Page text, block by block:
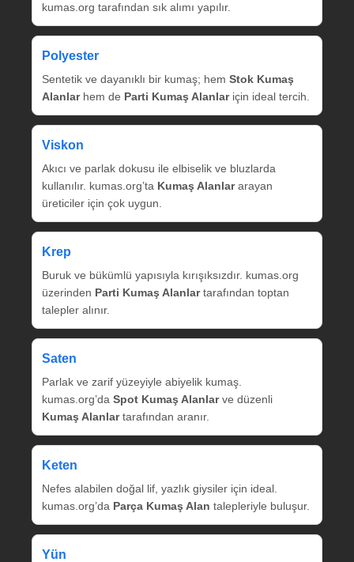
kumas.org tarafından sık alımı yapılır.
Polyester
Sentetik ve dayanıklı bir kumaş; hem Stok Kumaş
Alanlarhem de Parti Kumaş Alanlariçin ideal tercih.
Viskon
Akıcı ve parlak dokusu ile elbiselik ve bluzlarda
kullanılır. kumas.org’ta Kumaş Alanlararayan
üreticiler için çok uygun.
Krep
Buruk ve bükümlü yapısıyla kırışıksızdır. kumas.org
üzerinden Parti Kumaş Alanlartarafından toptan
talepler alınır.
Saten
Parlak ve zarif yüzeyiyle abiyelik kumaş.
kumas.org’da Spot Kumaş Alanlarve düzenli
Kumaş Alanlartarafından aranır.
Keten
Nefes alabilen doğal lif, yazlık giysiler için ideal.
kumas.org’da Parça Kumaş Alan talepleriyle buluşur.
Yün